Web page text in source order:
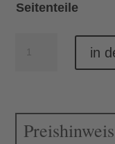
Seitenteile
in
Preishinweis